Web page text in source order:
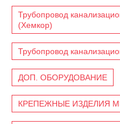
Трубопровод
(Хемкор)
Трубопровод
ДОП. ОБОРУДОВАНИЕ
КРЕПЕЖНЫЕ ИЗДЕЛИЯ